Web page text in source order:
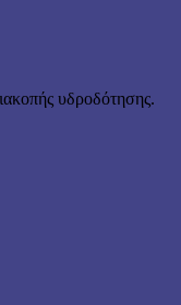
υδροδότησης.